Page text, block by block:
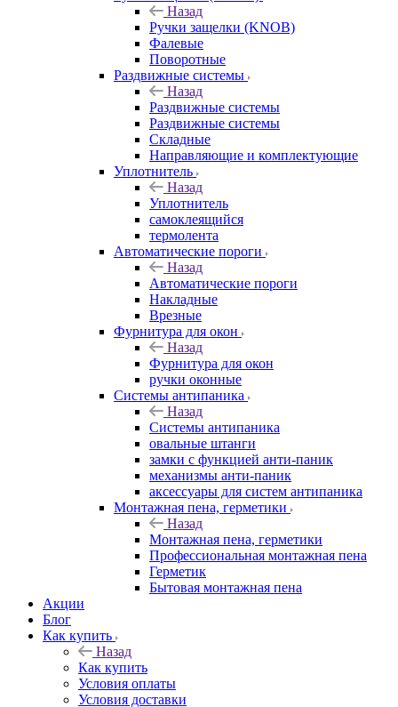
Назад
Ручки защелки (KNOB)
Фалевые
Поворотные
Раздвижные системы
Назад
Раздвижные системы
Раздвижные системы
Складные
Направляющие и комплектующие
Уплотнитель
Назад
Уплотнитель
самоклеящийся
термолента
Автоматические пороги
Назад
Автоматические пороги
Накладные
Врезные
Фурнитура для окон
Назад
Фурнитура для окон
ручки оконные
Системы антипаника
Назад
Системы антипаника
овальные штанги
замки с функцией анти-паник
механизмы анти-паник
аксессуары для систем антипаника
Монтажная пена, герметики
Назад
Монтажная пена, герметики
Профессиональная монтажная пена
Герметик
Бытовая монтажная пена
Акции
Блог
Как купить
Назад
Как купить
Условия оплаты
Условия доставки